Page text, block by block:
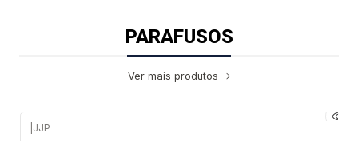
PARAFUSOS
Ver mais produtos
JJP